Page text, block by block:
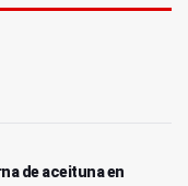
de aceituna en